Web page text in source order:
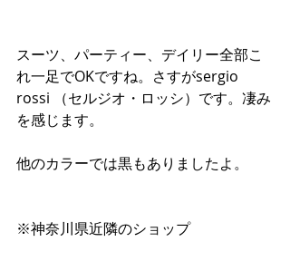
スーツ、パーティー、デイリー全部こ
れ一足でOKですね。さすがsergio
rossi （セルジオ・ロッシ）です。凄み
を感じます。
他のカラーでは黒もありましたよ。
※神奈川県近隣のショップ